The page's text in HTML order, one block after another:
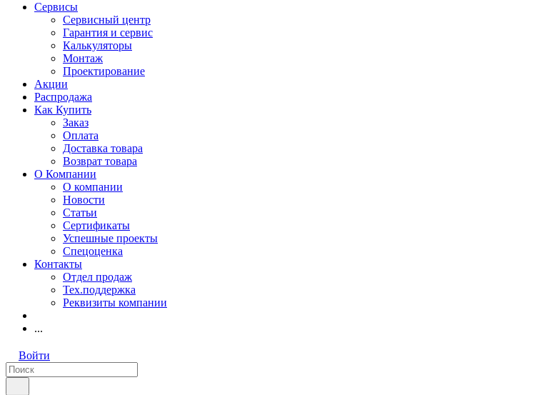
Сервисы
Сервисный центр
Гарантия и сервис
Калькуляторы
Монтаж
Проектирование
Акции
Распродажа
Как Купить
Заказ
Оплата
Доставка товара
Возврат товара
О Компании
О компании
Новости
Статьи
Сертификаты
Успешные проекты
Спецоценка
Контакты
Отдел продаж
Тех.поддержка
Реквизиты компании
...
Войти